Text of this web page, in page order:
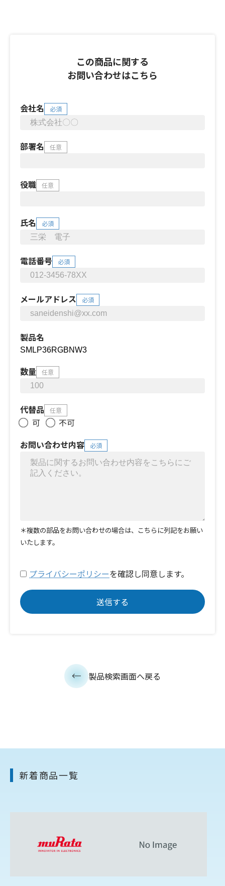
この商品に関する
お問い合わせはこちら
会社名 必須
部署名 任意
役職 任意
氏名 必須
電話番号 必須
メールアドレス 必須
製品名
数量 任意
代替品 任意
可
不可
お問い合わせ内容
必須
＊複数の部品をお問い合わせの場合は、こちらに列記をお願い
いたします。
プライバシーポリシーを確認し同意します。
製品検索画面へ戻る
新着商品一覧